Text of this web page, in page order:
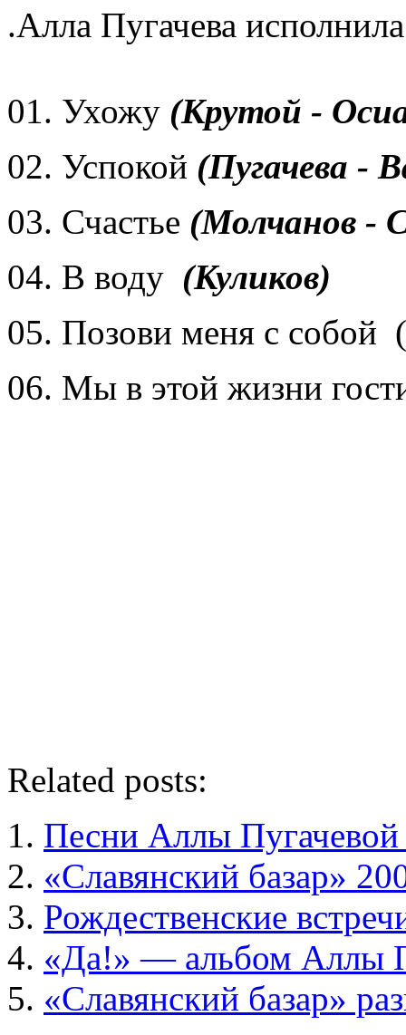
.Алла Пугачева
01. Ухожу (Крутой -
02. Успокой (Пугачева -
03. Счастье (Молчанов -
04. В воду (Куликов)
05. Позови меня с собой
06. Мы в этой жизни
Related posts:
Песни Аллы Пугачевой
«Славянский базар»
Рождественские
«Да!» — альбом Аллы
«Славянский базар»